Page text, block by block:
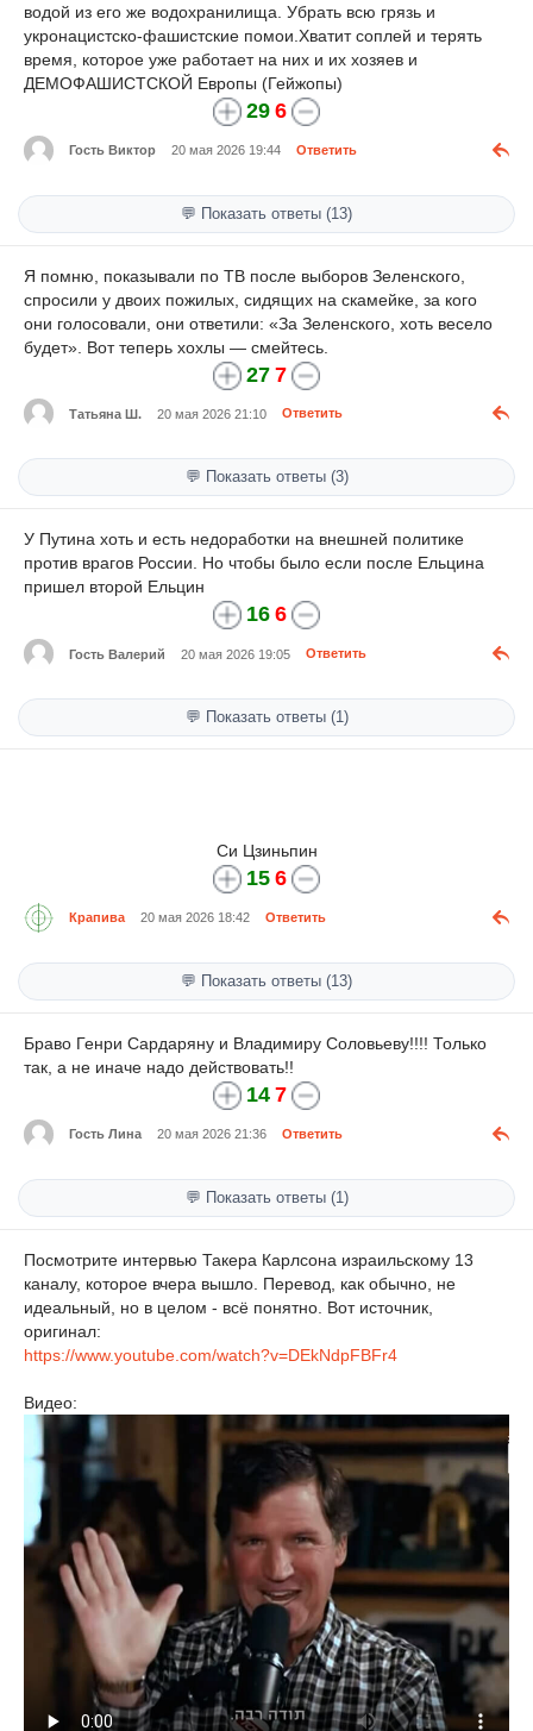
водой из его же водохранилища. Убрать всю грязь и
укронацистско-фашистские помои.Хватит соплей и терять
время, которое уже работает на них и их хозяев и
ДЕМОФАШИСТСКОЙ Европы (Гейжопы)
29 6
Гость Виктор 20 мая 2026 19:44 Ответить
💬 Показать ответы (13)
Я помню, показывали по ТВ после выборов Зеленского,
спросили у двоих пожилых, сидящих на скамейке, за кого
они голосовали, они ответили: «За Зеленского, хоть весело
будет». Вот теперь хохлы — смейтесь.
27 7
Татьяна Ш. 20 мая 2026 21:10 Ответить
💬 Показать ответы (3)
У Путина хоть и есть недоработки на внешней политике
против врагов России. Но чтобы было если после Ельцина
пришел второй Ельцин
16 6
Гость Валерий 20 мая 2026 19:05 Ответить
💬 Показать ответы (1)
Си Цзиньпин
15 6
Крапива 20 мая 2026 18:42 Ответить
💬 Показать ответы (13)
Браво Генри Сардаряну и Владимиру Соловьеву!!!! Только
так, а не иначе надо действовать!!
14 7
Гость Лина 20 мая 2026 21:36 Ответить
💬 Показать ответы (1)
Посмотрите интервью Такера Карлсона израильскому 13
каналу, которое вчера вышло. Перевод, как обычно, не
идеальный, но в целом - всё понятно. Вот источник,
оригинал:
https://www.youtube.com/watch?v=DEkNdpFBFr4
Видео: